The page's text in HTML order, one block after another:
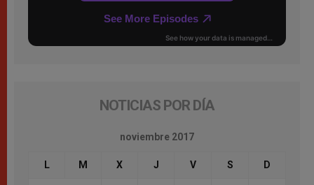
NOTICIAS POR DÍA
noviembre 2017
L M X J V S D